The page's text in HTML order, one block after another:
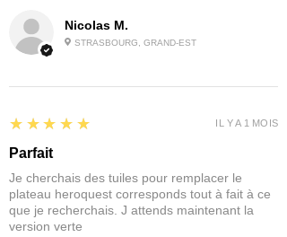
Nicolas M.
STRASBOURG, GRAND-EST
5
★★★★★
Parfait
Je cherchais des tuiles pour remplacer le
plateau heroquest corresponds tout à fait à ce
que je recherchais. J attends maintenant la
version verte
IL Y A 1 MOIS